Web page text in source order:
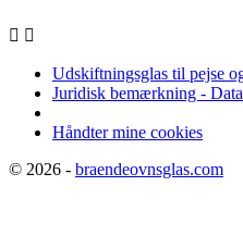
 
Udskiftningsglas til pejse
Juridisk bemærkning -
Håndter mine cookies
© 2026 - braendeovnsglas.com